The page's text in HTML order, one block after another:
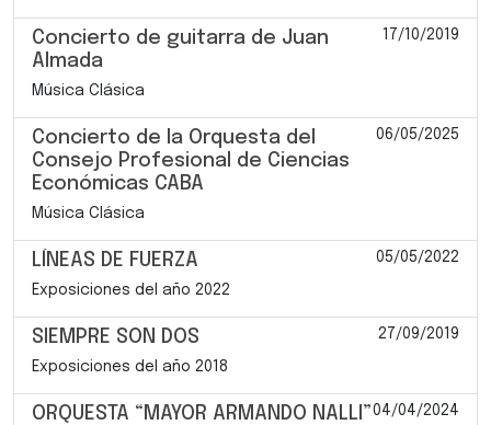
Concierto de guitarra de Juan
Almada
17/10/2019
Música Clásica
Concierto de la Orquesta del
Consejo Profesional de Ciencias
Económicas CABA
06/05/2025
Música Clásica
LÍNEAS DE FUERZA 05/05/2022
Exposiciones del año 2022
SIEMPRE SON DOS 27/09/2019
Exposiciones del año 2018
ORQUESTA “MAYOR ARMANDO NALLI”04/04/2024